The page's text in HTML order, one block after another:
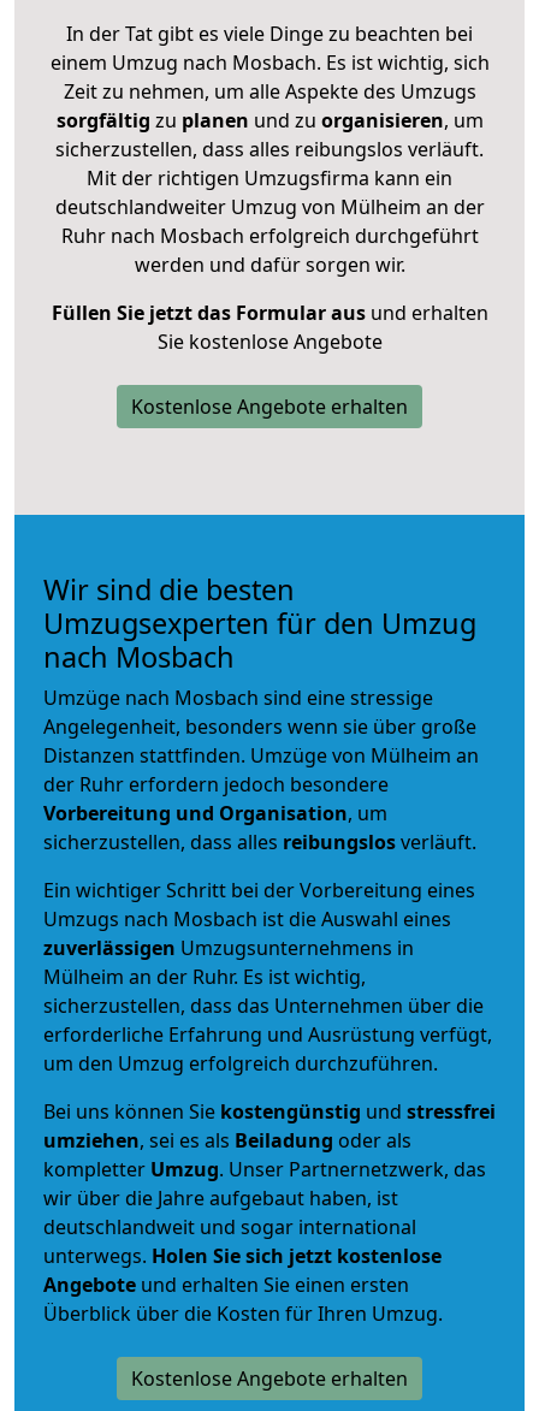
In der Tat gibt es viele Dinge zu beachten bei
einem Umzug nach Mosbach. Es ist wichtig, sich
Zeit zu nehmen, um alle Aspekte des Umzugs
sorgfältig zu planen und zu organisieren, um
sicherzustellen, dass alles reibungslos verläuft.
Mit der richtigen Umzugsfirma kann ein
deutschlandweiter Umzug von Mülheim an der
Ruhr nach Mosbach erfolgreich durchgeführt
werden und dafür sorgen wir.
Füllen Sie jetzt das Formular ausund erhalten
Sie kostenlose Angebote
Kostenlose Angebote erhalten
Wir sind die besten
Umzugsexperten für den Umzug
nach Mosbach
Umzüge nach Mosbach sind eine stressige
Angelegenheit, besonders wenn sie über große
Distanzen stattfinden. Umzüge von Mülheim an
der Ruhr erfordern jedoch besondere
Vorbereitung und Organisation, um
sicherzustellen, dass alles reibungslosverläuft.
Ein wichtiger Schritt bei der Vorbereitung eines
Umzugs nach Mosbach ist die Auswahl eines
zuverlässigen Umzugsunternehmens in
Mülheim an der Ruhr. Es ist wichtig,
sicherzustellen, dass das Unternehmen über die
erforderliche Erfahrung und Ausrüstung verfügt,
um den Umzug erfolgreich durchzuführen.
Bei uns können Sie kostengünstig und stressfrei
umziehen, sei es als Beiladung oder als
kompletter Umzug. Unser Partnernetzwerk, das
wir über die Jahre aufgebaut haben, ist
deutschlandweit und sogar international
unterwegs. Holen Sie sich jetzt kostenlose
Angebote und erhalten Sie einen ersten
Überblick über die Kosten für Ihren Umzug.
Kostenlose Angebote erhalten